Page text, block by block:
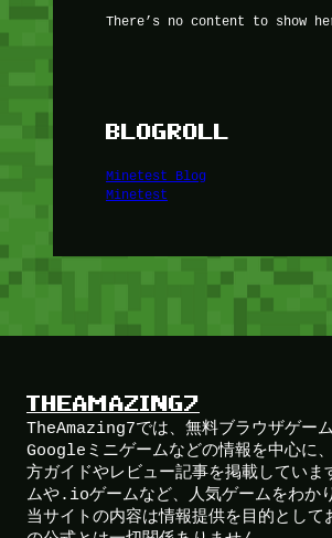
There’s no content to show
BLOGROLL
Minetest Blog
Minetest
THEAMAZING7
TheAmazing7では、無料ブラウザゲーム
Googleミニゲームなどの情報を中心に
方ガイドやレビュー記事を掲載していま
ムや.ioゲームなど、人気ゲームをわか
当サイトの内容は情報提供を目的として